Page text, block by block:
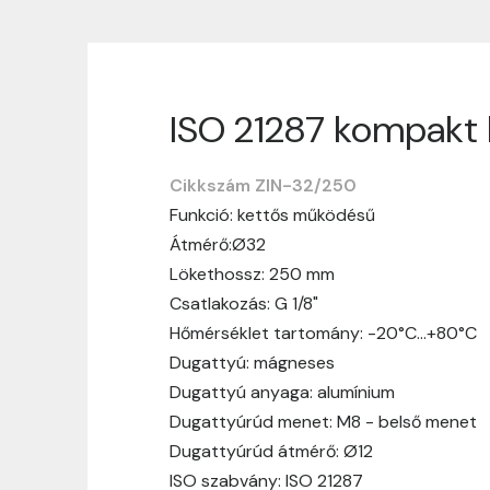
ISO 21287
Cikkszám ZIN-32/250
Funkció: kettős működésű
Átmérő:Ø32
Lökethossz: 250 mm
Csatlakozás: G 1/8"
Hőmérséklet tartomány: -20°C…+80°C
Dugattyú: mágneses
Dugattyú anyaga: alumínium
Dugattyúrúd menet: M8 - belső menet
Dugattyúrúd átmérő: Ø12
ISO szabvány: ISO 21287
Szállítási
Nagyon köszönjük, hogy
vásárlásotok gördülékenyen és
hosszabb ideig tart, előre
Szállítási díj:
A szállítási díj függ
megtekinthetitek, mielőtt a